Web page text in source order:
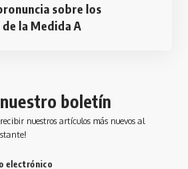
sobre los
la Medida A
boletín
nuestros artículos más nuevos al
electrónico